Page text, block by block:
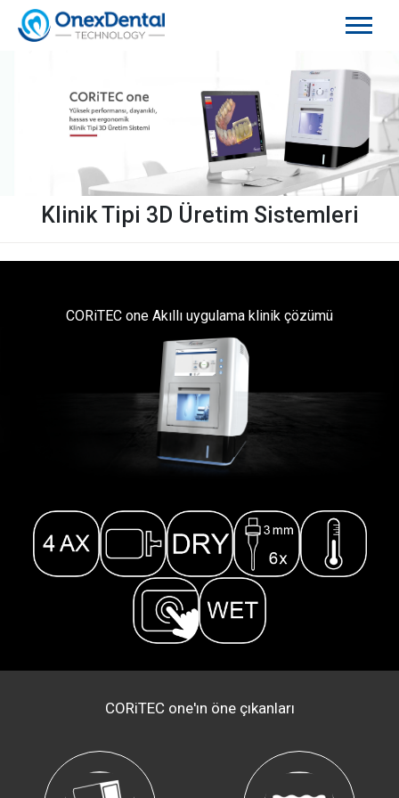
Klinik Tipi 3D Üretim Sistemleri
CORiTEC one Akıllı uygulama klinik çözümü
CORiTEC one'ın öne çıkanları